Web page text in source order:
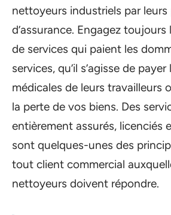
nettoyeurs industriels par leurs
d’assurance. Engagez toujours
de services qui paient les
services, qu’il s’agisse de
médicales de leurs travailleurs
la perte de vos biens. Des
entièrement assurés, licenciés
sont quelques-unes des
tout client commercial
nettoyeurs doivent répondre.